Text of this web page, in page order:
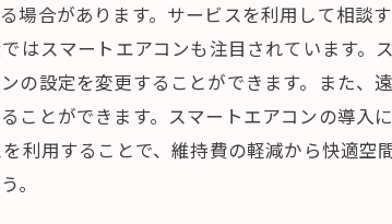
場合があります。サービスを利用して相談
はスマートエアコンも注目されています。
の設定を変更することができます。また、
ことができます。スマートエアコンの導入
利用することで、維持費の軽減から快適空
。